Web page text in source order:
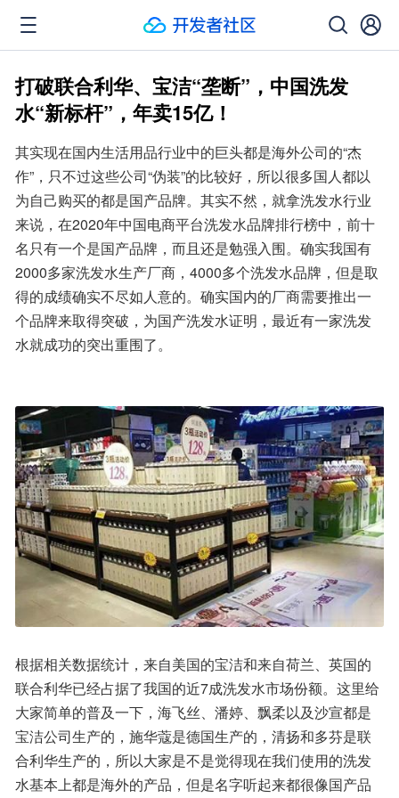
打破联合利华、宝洁“垄断”，中国洗发
水“新标杆”，年卖15亿！
其实现在国内生活用品行业中的巨头都是海外公司的“杰
作”，只不过这些公司“伪装”的比较好，所以很多国人都以
为自己购买的都是国产品牌。其实不然，就拿洗发水行业
来说，在2020年中国电商平台洗发水品牌排行榜中，前十
名只有一个是国产品牌，而且还是勉强入围。确实我国有
2000多家洗发水生产厂商，4000多个洗发水品牌，但是取
得的成绩确实不尽如人意的。确实国内的厂商需要推出一
个品牌来取得突破，为国产洗发水证明，最近有一家洗发
水就成功的突出重围了。
根据相关数据统计，来自美国的宝洁和来自荷兰、英国的
联合利华已经占据了我国的近7成洗发水市场份额。这里给
大家简单的普及一下，海飞丝、潘婷、飘柔以及沙宣都是
宝洁公司生产的，施华蔻是德国生产的，清扬和多芬是联
合利华生产的，所以大家是不是觉得现在我们使用的洗发
水基本上都是海外的产品，但是名字听起来都很像国产品